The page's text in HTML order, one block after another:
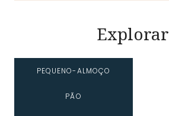
Explorar
PEQUENO-ALMOÇO
PÃO